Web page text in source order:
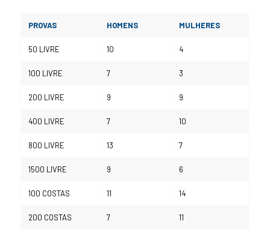
PROVAS HOMENS MULHERES
50 LIVRE 10 4
100 LIVRE 7 3
200 LIVRE 9 9
400 LIVRE 7 10
800 LIVRE 13 7
1500 LIVRE 9 6
100 COSTAS 11 14
200 COSTAS 7 11